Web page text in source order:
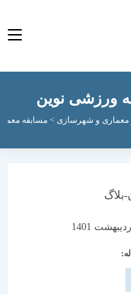
نوين
و شهرسازی>مسابقه معماری